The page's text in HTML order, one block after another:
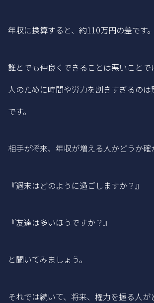
年収に換算すると、約110万円の差です。
誰とでも仲良くできることは悪いことで
人のために時間や労力を割きすぎるのは
です。
相手が将来、年収が増える人かどうか確
『週末はどのように過ごしますか？』
『友達は多いほうですか？』
と聞いてみましょう。
それでは続いて、将来、権力を握る人が